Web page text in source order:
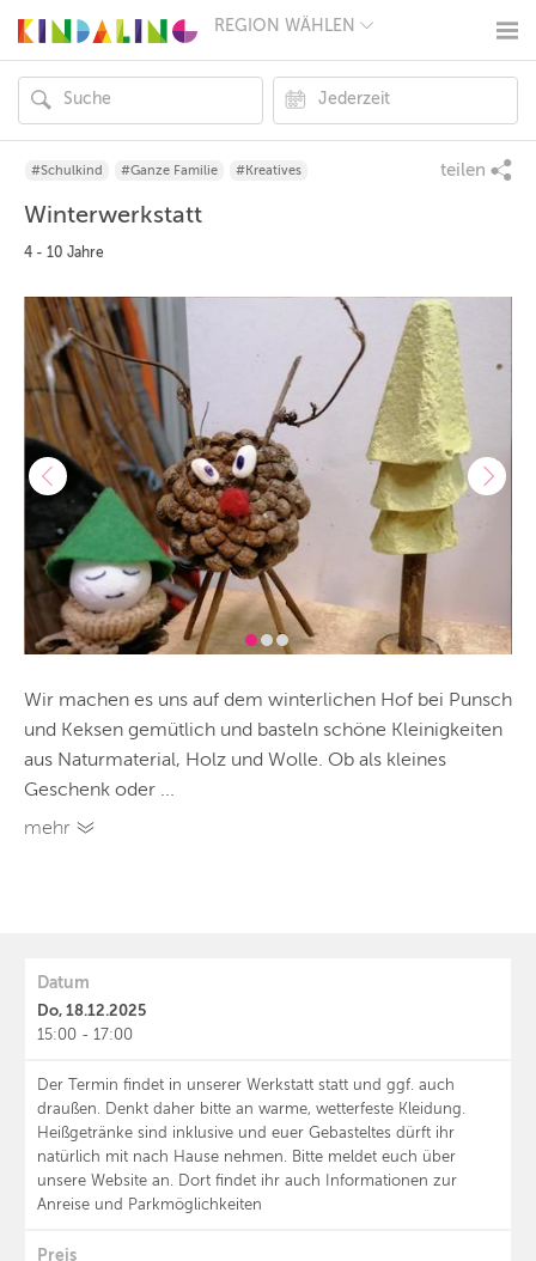
REGION WÄHLEN
MÜNCHEN
HAMBURG
FRANKFURT
KÖLN
DÜSSELDORF
ZÜRICH
ANDERE
REGIONEN
#Schulkind #Ganze Familie #Kreatives teilen
Winterwerkstatt
4 - 10 Jahre
Wir machen es uns auf dem winterlichen Hof bei Punsch
und Keksen gemütlich und basteln schöne Kleinigkeiten
aus Naturmaterial, Holz und Wolle. Ob als kleines
Geschenk oder ...
mehr
Datum
Do, 18.12.2025
15:00 - 17:00
Der Termin findet in unserer Werkstatt statt und ggf. auch
draußen. Denkt daher bitte an warme, wetterfeste Kleidung.
Heißgetränke sind inklusive und euer Gebasteltes dürft ihr
natürlich mit nach Hause nehmen. Bitte meldet euch über
unsere Website an. Dort findet ihr auch Informationen zur
Anreise und Parkmöglichkeiten
Preis